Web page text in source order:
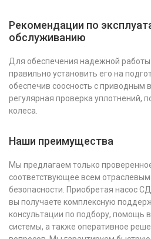
Рекомендации по
обслуживанию
Для обеспечения надежной работы
правильно установить его на
обеспечив соосность с приводным
регулярная проверка уплотнений,
колеса.
Наши преимущества
Мы предлагаем только
соответствующее всем
безопасности. Приобретая насос
вы получаете комплексную
консультации по подбору, помощь
системы, а также оперативное